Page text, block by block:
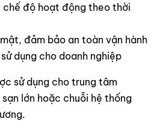
chế độ hoạt động theo thời
đảm bảo an toàn vận hành
dụng cho doanh nghiệp
sử dụng cho trung tâm
lớn hoặc chuỗi hệ thống